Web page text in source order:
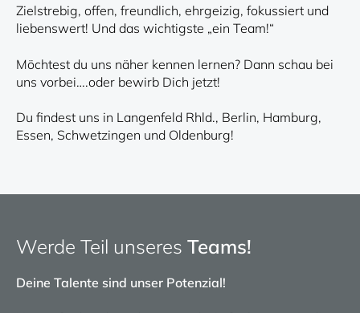
Zielstrebig, offen, freundlich, ehrgeizig, fokussiert und
liebenswert! Und das wichtigste „ein Team!“
Möchtest du uns näher kennen lernen? Dann schau bei
uns vorbei….oder bewirb Dich jetzt!
Du findest uns in Langenfeld Rhld., Berlin, Hamburg,
Essen, Schwetzingen und Oldenburg!
Werde Teil unseres Teams!
Deine Talente sind unser Potenzial!